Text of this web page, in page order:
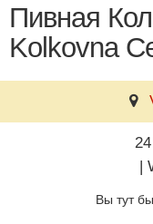
Пивная
Kolkovna
|
Вы тут